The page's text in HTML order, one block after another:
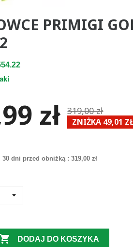
PRIMIGI
zł 319,00 zł
ZNIŻKA 49,01
30 dni przed obniżką : 319,00 zł
DODAJ DO KOSZYKA